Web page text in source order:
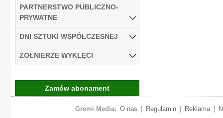
PARTNERSTWO PUBLICZNO-
PRYWATNE
DNI SZTUKI WSPÓŁCZESNEJ
ŻOŁNIERZE WYKLĘCI
Zamów abonament
Gremi Media: O nas Regulamin Reklama